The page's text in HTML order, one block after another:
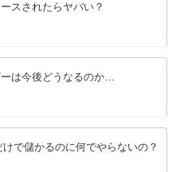
スされたらヤバい？
ーは今後どうなるのか…
で儲かるのに何でやらないの？